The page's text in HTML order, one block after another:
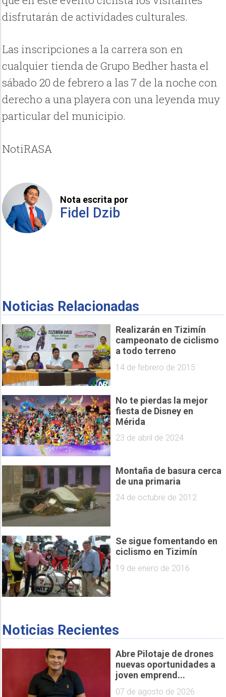
disfrutarán de actividades culturales.
Las inscripciones a la carrera son en
cualquier tienda de Grupo Bedher hasta el
sábado 20 de febrero a las 7 de la noche con
derecho a una playera con una leyenda muy
particular del municipio.
NotiRASA
Nota escrita por
Fidel Dzib
Noticias Relacionadas
Realizarán en Tizimín
campeonato de ciclismo
a todo terreno
14 de febrero de 2015
No te pierdas la mejor
fiesta de Disney en
Mérida
23 de abril de 2024
Montaña de basura cerca
de una primaria
24 de octubre de 2012
Se sigue fomentando en
ciclismo en Tizimín
19 de enero de 2016
Noticias Recientes
Abre Pilotaje de drones
nuevas oportunidades a
joven emprend...
07 de agosto de 2026